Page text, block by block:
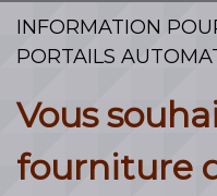
INFORMATION
PORTAILS
Vous
fourniture